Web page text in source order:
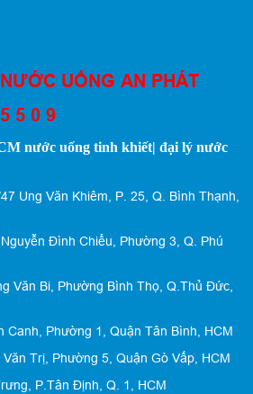
UỐNG AN PHÁT
5 0 9
nước uống tinh khiết| đại lý nước
Ung Văn Khiêm, P. 25, Q. Bình Thạnh,
Đình Chiểu, Phường 3, Q. Phú
Văn Bi, Phường Bình Thọ, Q.Thủ Đức,
Canh, Phường 1, Quận Tân Bình, HCM
Trị, Phường 5, Quận Gò Vấp, HCM
P.Tân Định, Q. 1, HCM